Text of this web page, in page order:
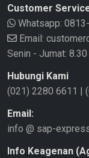
Customer
Whatsapp:
Email:
Senin - Jumat:
Hubungi Kami
(021) 2280 6611
Email:
info @ sap-
Info Keagenan